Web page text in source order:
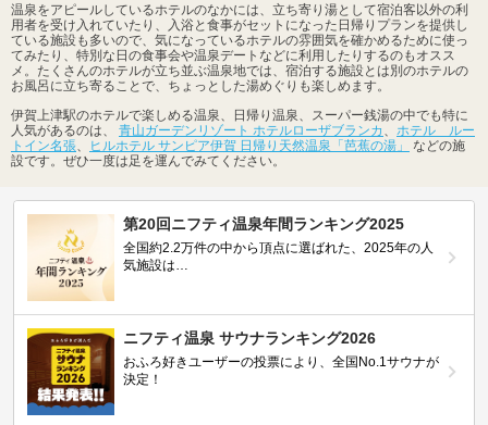
温泉をアピールしているホテルのなかには、立ち寄り湯として宿泊客以外の利
用者を受け入れていたり、入浴と食事がセットになった日帰りプランを提供し
ている施設も多いので、気になっているホテルの雰囲気を確かめるために使っ
てみたり、特別な日の食事会や温泉デートなどに利用したりするのもオスス
メ。たくさんのホテルが立ち並ぶ温泉地では、宿泊する施設とは別のホテルの
お風呂に立ち寄ることで、ちょっとした湯めぐりも楽しめます。
伊賀上津駅のホテルで楽しめる温泉、日帰り温泉、スーパー銭湯の中でも特に
人気があるのは、 青山ガーデンリゾート ホテルローザブランカ
ホテル ルー
トイン名張
ヒルホテル サンピア伊賀 日帰り天然温泉「芭蕉の湯」
などの施
設です。ぜひ一度は足を運んでみてください。
第20回ニフティ温泉年間ランキング2025
全国約2.2万件の中から頂点に選ばれた、2025年の人
気施設は…
ニフティ温泉 サウナランキング2026
おふろ好きユーザーの投票により、全国No.1サウナが
決定！